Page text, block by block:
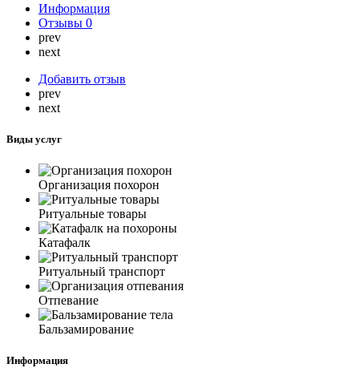
Информация
Отзывы 0
prev
next
Добавить отзыв
prev
next
Виды услуг
Организация похорон
Ритуальные товары
Катафалк
Ритуальный транспорт
Отпевание
Бальзамирование
Информация